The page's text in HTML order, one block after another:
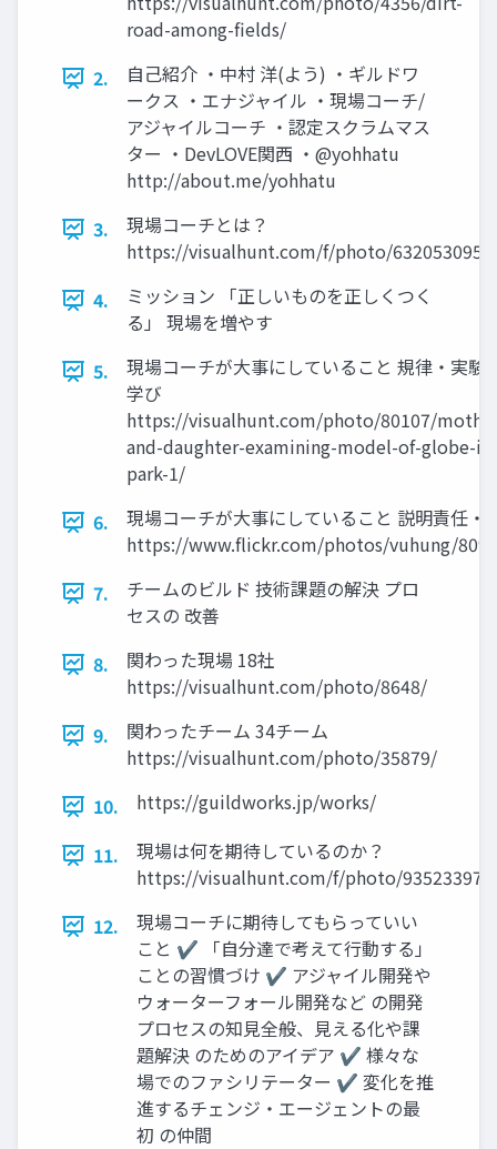
road-among-ﬁelds/
2.
自己紹介 ・中村 洋(よう) ・ギルドワ
ークス ・エナジャイル ・現場コーチ/
アジャイルコーチ ・認定スクラムマス
ター ・DevLOVE関西 ・@yohhatu
http://about.me/yohhatu
3.
現場コーチとは？
https://visualhunt.com/f/photo/
4.
ミッション 「正しいものを正しくつく
る」 現場を増やす
5.
現場コーチが大事にしていること 規律・実験
学び
https://visualhunt.com/photo/80107/
and-daughter-examining-model-of-globe-in-
park-1/
6.
現場コーチが大事にしていること 説明責任・
https://www.ﬂickr.com/photos/vuhung/
7.
チームのビルド 技術課題の解決 プロ
セスの 改善
8.
関わった現場 18社
https://visualhunt.com/photo/8648/
9.
関わったチーム 34チーム
https://visualhunt.com/photo/35879/
10.
https://guildworks.jp/works/
11.
現場は何を期待しているのか？
https://visualhunt.com/f/photo/
12.
現場コーチに期待してもらっていい
こと ✔ 「自分達で考えて行動する」
ことの習慣づけ ✔ アジャイル開発や
ウォーターフォール開発など の開発
プロセスの知見全般、見える化や課
題解決 のためのアイデア ✔ 様々な
場でのファシリテーター ✔ 変化を推
進するチェンジ・エージェントの最
初 の仲間